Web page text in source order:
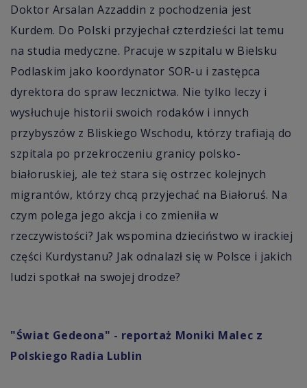
Doktor Arsalan Azzaddin z pochodzenia jest
Kurdem. Do Polski przyjechał czterdzieści lat temu
na studia medyczne. Pracuje w szpitalu w Bielsku
Podlaskim jako koordynator SOR-u i zastępca
dyrektora do spraw lecznictwa. Nie tylko leczy i
wysłuchuje historii swoich rodaków i innych
przybyszów z Bliskiego Wschodu, którzy trafiają do
szpitala po przekroczeniu granicy polsko-
białoruskiej, ale też stara się ostrzec kolejnych
migrantów, którzy chcą przyjechać na Białoruś. Na
czym polega jego akcja i co zmieniła w
rzeczywistości? Jak wspomina dzieciństwo w irackiej
części Kurdystanu? Jak odnalazł się w Polsce i jakich
ludzi spotkał na swojej drodze?
"Świat Gedeona" - reportaż Moniki Malec z
Polskiego Radia Lublin